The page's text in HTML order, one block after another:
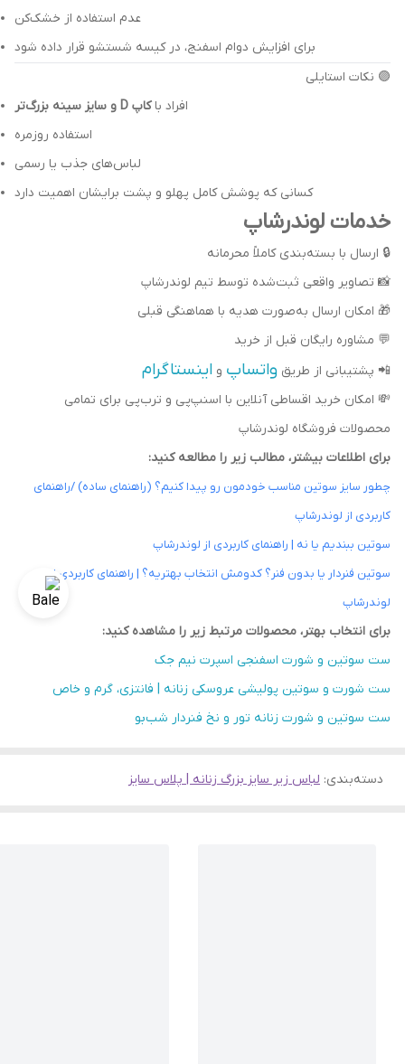
عدم استفاده از خشک‌کن
برای افزایش دوام اسفنج، در کیسه شستشو قرار داده شود
🟣 نکات استایلی
افراد باکاپ D و سایز سینه بزرگ‌تر
استفاده روزمره
لباس‌های جذب یا رسمی
کسانی که پوشش کامل پهلو و پشت برایشان اهمیت دارد
خدمات لوندرشاپ
🔒 ارسال با بسته‌بندی کاملاً محرمانه
📸 تصاویر واقعی ثبت‌شده توسط تیم لوندرشاپ
🎁 امکان ارسال به‌صورت هدیه با هماهنگی قبلی
💬 مشاوره رایگان قبل از خرید
📲 پشتیبانی از طریق واتساپ و اینستاگرام
💸 امکان خرید اقساطی آنلاین با اسنپ‌پی و ترب‌پی برای تمامی
محصولات فروشگاه لوندرشاپ
برای اطلاعات بیشتر، مطالب زیر را مطالعه کنید:
چطور سایز سوتین مناسب خودمون رو پیدا کنیم؟ (راهنمای ساده) /راهنمای
کاربردی از لوندرشاپ
سوتین ببندیم یا نه | راهنمای کاربردی از لوندرشاپ
سوتین فنردار یا بدون فنر؟ کدومش انتخاب بهتریه؟ | راهنمای کاربردی از
لوندرشاپ
برای انتخاب بهتر، محصولات مرتبط زیر را مشاهده کنید:
ست سوتین و شورت اسفنجی اسپرت نیم جک
ست شورت و سوتین پولیشی عروسکی زنانه | فانتزی، گرم و خاص
ست سوتین و شورت زنانه تور و نخ فنردار شب‌بو
دسته‌بندی: لباس زیر سایز بزرگ زنانه | پلاس سایز